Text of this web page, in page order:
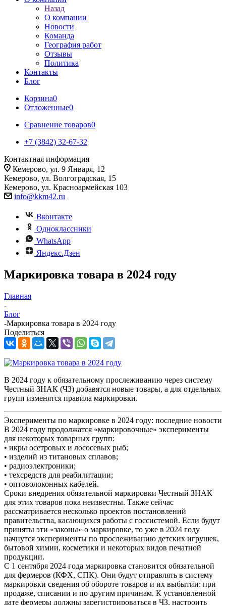
Назад
О компании
Новости
Команда
География работ
Отзывы
Политика
Контакты
Блог
Корзина0
Отложенные0
Сравнение товаров0
+7 (3842) 32-67-32
Контактная информация
Кемерово, ул. 9 Января, 12
Кемерово, ул. Волгоградская, 15
Кемерово, ул. Красноармейская 103
info@kkm42.ru
Вконтакте
Одноклассники
WhatsApp
Яндекс.Дзен
Маркировка товара в 2024 году
Главная
-
Блог
-Маркировка товара в 2024 году
Поделиться
В 2024 году к обязательному прослеживанию через систему
Честный ЗНАК (ЧЗ) добавятся новые товары, а для отдельных
групп изменятся правила маркировки.
Эксперименты по маркировке в 2024 году: последние новости
В 2024 году продолжатся «маркировочные» эксперименты
для некоторых товарных групп:
• икры осетровых и лососевых рыб;
• изделий из титановых сплавов;
• радиоэлектроники;
• техсредств для реабилитации;
• оптоволоконных кабелей.
Сроки внедрения обязательной маркировки Честный ЗНАК
для этих товаров пока неизвестны. Также сейчас
рассматривается несколько проектов постановлений
правительства, касающихся работы с госсистемой. Если будут
приняты эти «законы» о маркировке, то уже в 2024 году
начнутся эксперименты по прослеживанию детских игрушек,
бытовой химии, косметики и некоторых видов печатной
продукции.
С 1 сентября 2024 года маркировка становится обязательной
для фермеров (КФХ, СПК). Они будут отправлять в систему
маркировки сведения об обороте товаров и их выбытии: при
продаже, списании и по другим причинам. К установленной
дате фермеры должны зарегистрироваться в ЧЗ, настроить